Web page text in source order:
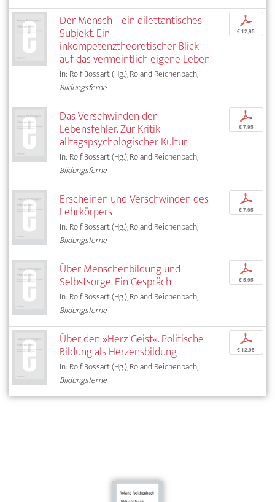
Der Mensch – ein dilettantisches
Subjekt. Ein
inkompetenztheoretischer Blick
auf das vermeintlich eigene Leben
In: Rolf Bossart (Hg.), Roland Reichenbach,
Bildungsferne
p
€ 12,95
Das Verschwinden der
Lebensfehler. Zur Kritik
alltagspsychologischer Kultur
In: Rolf Bossart (Hg.), Roland Reichenbach,
Bildungsferne
p
€ 7,95
Erscheinen und Verschwinden des
Lehrkörpers
In: Rolf Bossart (Hg.), Roland Reichenbach,
Bildungsferne
p
€ 7,95
Über Menschenbildung und
Selbstsorge. Ein Gespräch
In: Rolf Bossart (Hg.), Roland Reichenbach,
Bildungsferne
p
€ 5,95
Über den »Herz-Geist«. Politische
Bildung als Herzensbildung
In: Rolf Bossart (Hg.), Roland Reichenbach,
Bildungsferne
p
€ 12,95